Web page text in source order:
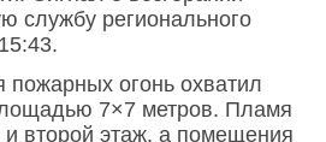
службу регионального
пожарных огонь охватил
7×7 метров. Пламя
второй этаж, а помещения